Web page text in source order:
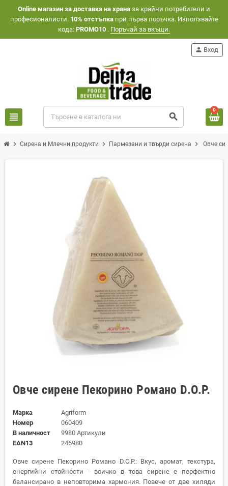
Оnline магазин за доставка на храна за крайни потребители и
професионалисти. 10% отстъпкапри първа поръчка. Използвайте
кода: PROMO10 . Поръчай за вкъщи.
view_headline search
person Вход
0
chevron_right Сирена и Млечни продукти chevron_right Пармезани и твърди сирена chevron_right Овче
Овче сирене Пекорино Романо D.O.P.
Марка
Agriform
Номер
060409
В наличност
9980 Артикули
EAN13
246980
Овче сирене Пекорино Романо D.O.P.: Вкус, аромат, текстура,
енергийни стойности - всичко в това сирене е перфектно
балансирано в неповторима хармония. Повече от две хиляди